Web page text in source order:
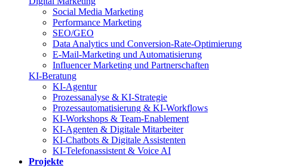
Social Media Marketing
Performance Marketing
SEO/GEO
Data Analytics und Conversion-Rate-Optimierung
E-Mail-Marketing und Automatisierung
Influencer Marketing und Partnerschaften
KI-Beratung
KI-Agentur
Prozessanalyse & KI-Strategie
Prozessautomatisierung & KI-Workflows
KI-Workshops & Team-Enablement
KI-Agenten & Digitale Mitarbeiter
KI-Chatbots & Digitale Assistenten
KI-Telefonassistent & Voice AI
Projekte